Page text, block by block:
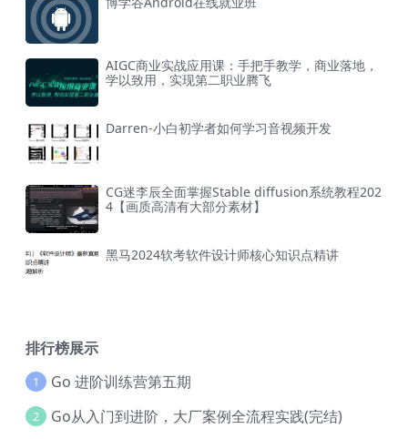
AIGC商业实战应用课：手把手教学，商业落地，
学以致用，实现第二职业腾飞
Darren-小白初学者如何学习音视频开发
CG迷李辰全面掌握Stable diffusion系统教程202
4【画质高清有大部分素材】
黑马2024软考软件设计师核心知识点精讲
排行榜展示
1 Go 进阶训练营第五期
2 Go从入门到进阶，大厂案例全流程实践(完结)